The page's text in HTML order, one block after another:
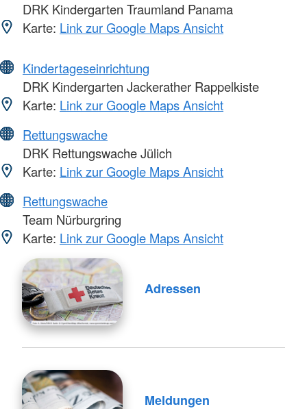
DRK Kindergarten Traumland Panama
Karte: Link zur Google Maps Ansicht
Kindertageseinrichtung
DRK Kindergarten Jackerather Rappelkiste
Karte: Link zur Google Maps Ansicht
Rettungswache
DRK Rettungswache Jülich
Karte: Link zur Google Maps Ansicht
Rettungswache
Team Nürburgring
Karte: Link zur Google Maps Ansicht
Adressen
Meldungen